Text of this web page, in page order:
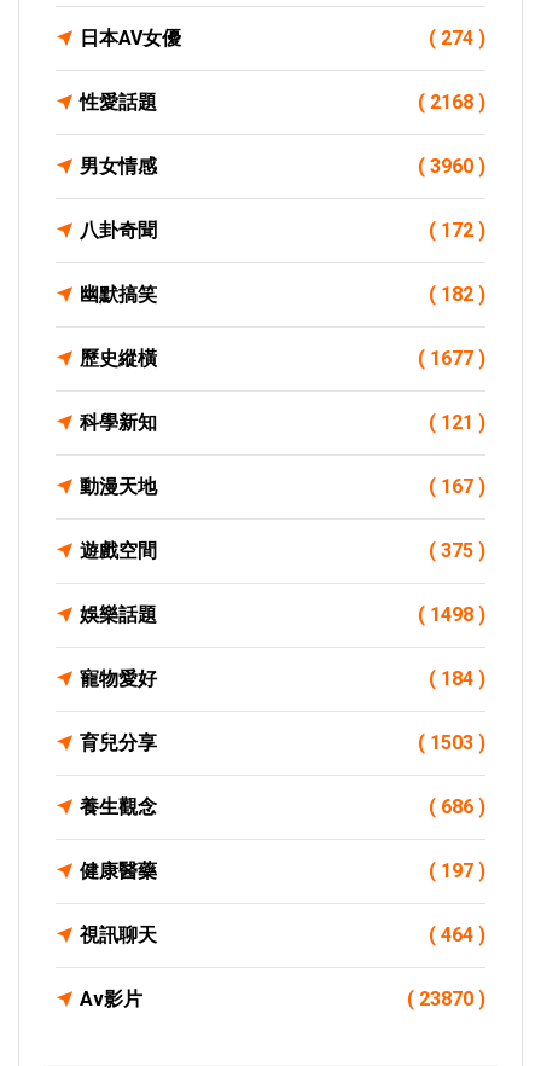
日本AV女優 ( 274 )
性愛話題 ( 2168 )
男女情感 ( 3960 )
八卦奇聞 ( 172 )
幽默搞笑 ( 182 )
歷史縱橫 ( 1677 )
科學新知 ( 121 )
動漫天地 ( 167 )
遊戲空間 ( 375 )
娛樂話題 ( 1498 )
寵物愛好 ( 184 )
育兒分享 ( 1503 )
養生觀念 ( 686 )
健康醫藥 ( 197 )
視訊聊天 ( 464 )
Av影片 ( 23870 )